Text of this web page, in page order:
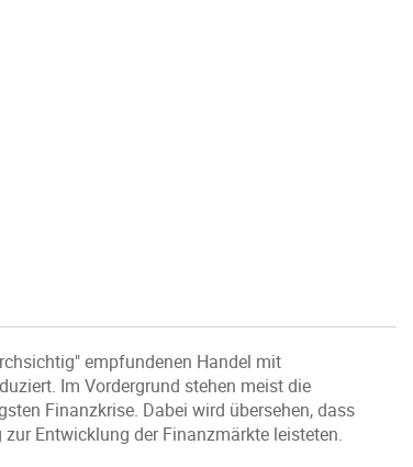
empfundenen Handel mit
Im Vordergrund stehen meist die
Finanzkrise. Dabei wird übersehen, dass
Entwicklung der Finanzmärkte leisteten.